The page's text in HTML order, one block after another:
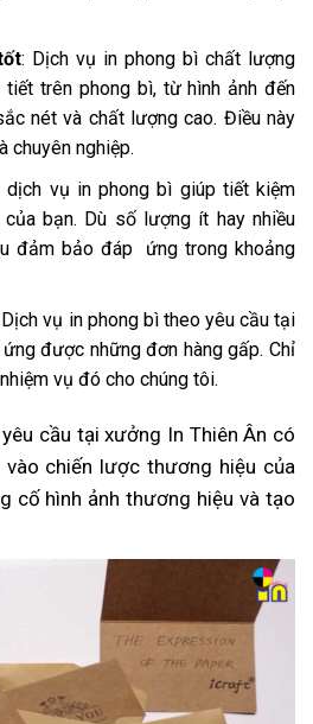
: Dịch vụ in phong bì chất lượng
trên phong bì, từ hình ảnh đến
nét và chất lượng cao. Điều này
chuyên nghiệp.
dịch vụ in phong bì giúp tiết kiệm
bạn. Dù số lượng ít hay nhiều
đảm bảo đáp ứng trong khoảng
vụ in phong bì theo yêu cầu tại
được những đơn hàng gấp. Chỉ
vụ đó cho chúng tôi.
cầu tại xưởng In Thiên Ân có
chiến lược thương hiệu của
cố hình ảnh thương hiệu và tạo